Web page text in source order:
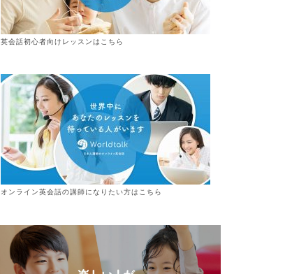
英会話初心者向けレッスンはこちら
オンライン英会話の講師になりたい方はこちら